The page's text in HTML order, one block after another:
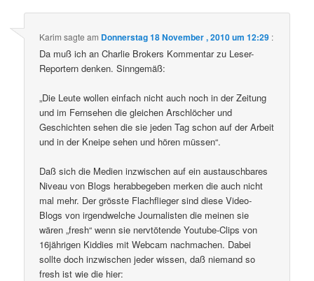
Karim sagte am Donnerstag 18 November , 2010 um 12:29 :
Da muß ich an Charlie Brokers Kommentar zu Leser-
Reportern denken. Sinngemäß:
„Die Leute wollen einfach nicht auch noch in der Zeitung
und im Fernsehen die gleichen Arschlöcher und
Geschichten sehen die sie jeden Tag schon auf der Arbeit
und in der Kneipe sehen und hören müssen“.
Daß sich die Medien inzwischen auf ein austauschbares
Niveau von Blogs herabbegeben merken die auch nicht
mal mehr. Der grösste Flachflieger sind diese Video-
Blogs von irgendwelche Journalisten die meinen sie
wären „fresh“ wenn sie nervtötende Youtube-Clips von
16jährigen Kiddies mit Webcam nachmachen. Dabei
sollte doch inzwischen jeder wissen, daß niemand so
fresh ist wie die hier: